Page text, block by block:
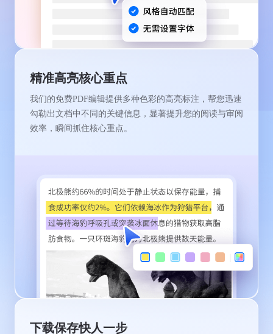
精准高亮核心重点
我们的免费PDF编辑提供多种色彩的高亮标注，帮您迅速
勾勒出文档中不同的关键信息，显著提升您的阅读与审阅
效率，瞬间抓住核心重点。
下载保存快人一步